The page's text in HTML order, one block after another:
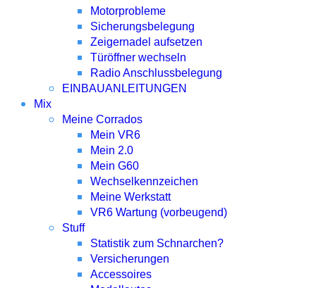
Motorprobleme
Sicherungsbelegung
Zeigernadel aufsetzen
Türöffner wechseln
Radio Anschlussbelegung
EINBAUANLEITUNGEN
Mix
Meine Corrados
Mein VR6
Mein 2.0
Mein G60
Wechselkennzeichen
Meine Werkstatt
VR6 Wartung (vorbeugend)
Stuff
Statistik zum Schnarchen?
Versicherungen
Accessoires